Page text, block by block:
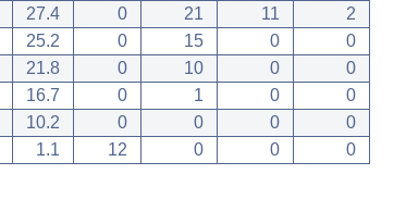
27.4 0 21 11
2
25.2 0 15 0
0
21.8 0 10 0
0
16.7 0 1 0
0
10.2 0 0 0
0
1.1 12 0 0 0